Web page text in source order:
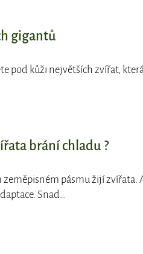
gigantů
pod kůži největších zvířat,
brání chladu ?
zeměpisném pásmu žijí
Snad…